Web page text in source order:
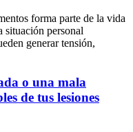
forma parte de la vida
situación personal
generar tensión,
o una mala
de tus lesiones